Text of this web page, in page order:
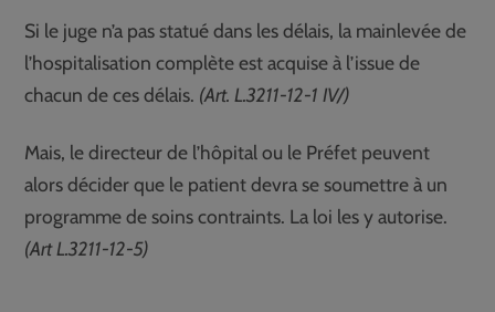
Si le juge n’a pas statué dans les délais, la mainlevée de
l’hospitalisation complète est acquise à l’issue de
chacun de ces délais. (Art. L.3211-12-1 IV/)
Mais, le directeur de l’hôpital ou le Préfet peuvent
alors décider que le patient devra se soumettre à un
programme de soins contraints. La loi les y autorise.
(Art L.3211-12-5)